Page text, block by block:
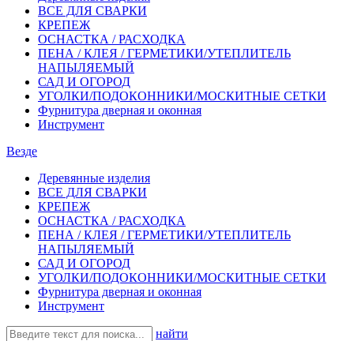
ВСЕ ДЛЯ СВАРКИ
КРЕПЕЖ
ОСНАСТКА / РАСХОДКА
ПЕНА / КЛЕЯ / ГЕРМЕТИКИ/УТЕПЛИТЕЛЬ
НАПЫЛЯЕМЫЙ
САД И ОГОРОД
УГОЛКИ/ПОДОКОННИКИ/МОСКИТНЫЕ СЕТКИ
Фурнитура дверная и оконная
Инструмент
Везде
Деревянные изделия
ВСЕ ДЛЯ СВАРКИ
КРЕПЕЖ
ОСНАСТКА / РАСХОДКА
ПЕНА / КЛЕЯ / ГЕРМЕТИКИ/УТЕПЛИТЕЛЬ
НАПЫЛЯЕМЫЙ
САД И ОГОРОД
УГОЛКИ/ПОДОКОННИКИ/МОСКИТНЫЕ СЕТКИ
Фурнитура дверная и оконная
Инструмент
найти